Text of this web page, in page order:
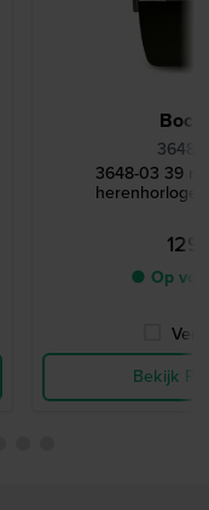
3648-
3648-03 39
herenhorloge
● Op
Bekijk